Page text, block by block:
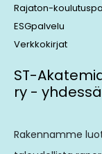
Rajaton-
ESGpalvelu
Verkkokirjat
ST-
ry -
Rakennamme